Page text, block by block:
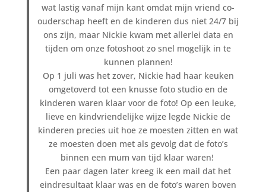
wat lastig vanaf mijn kant omdat mijn vriend co-
ouderschap heeft en de kinderen dus niet 24/7 bij
ons zijn, maar Nickie kwam met allerlei data en
tijden om onze fotoshoot zo snel mogelijk in te
kunnen plannen!
Op 1 juli was het zover, Nickie had haar keuken
omgetoverd tot een knusse foto studio en de
kinderen waren klaar voor de foto! Op een leuke,
lieve en kindvriendelijke wijze legde Nickie de
kinderen precies uit hoe ze moesten zitten en wat
ze moesten doen met als gevolg dat de foto’s
binnen een mum van tijd klaar waren!
Een paar dagen later kreeg ik een mail dat het
eindresultaat klaar was en de foto’s waren boven